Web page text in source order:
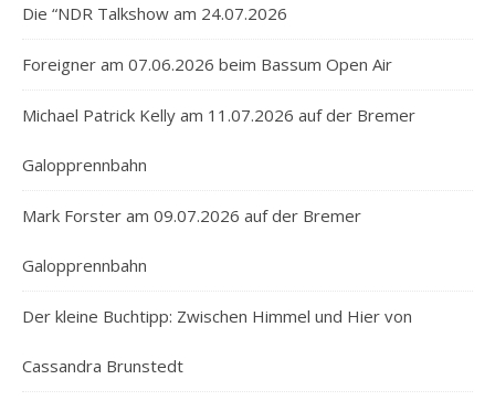
Die “NDR Talkshow am 24.07.2026
Foreigner am 07.06.2026 beim Bassum Open Air
Michael Patrick Kelly am 11.07.2026 auf der Bremer
Galopprennbahn
Mark Forster am 09.07.2026 auf der Bremer
Galopprennbahn
Der kleine Buchtipp: Zwischen Himmel und Hier von
Cassandra Brunstedt